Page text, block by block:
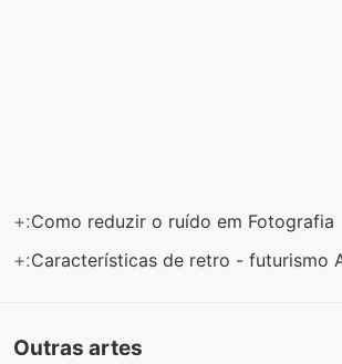
+:Como reduzir o ruído em Fotografia
+:Características de retro - futurismo
Outras artes